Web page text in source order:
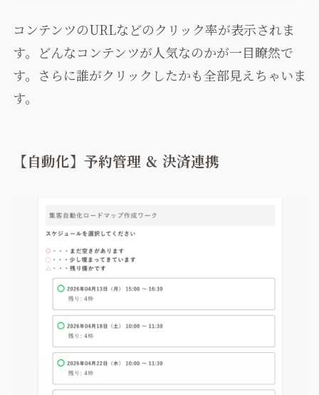
コンテンツのURLなどのクリック率が表示されま
す。どんなコンテンツが人気なのかが一目瞭然で
す。さらに誰がクリックしたかも全部見えちゃいま
す。
【自動化】予約管理 ＆ 決済連携